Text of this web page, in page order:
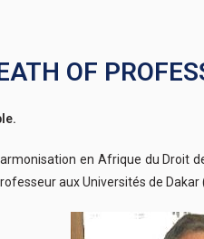
OF
en Afrique du
aux Universités de